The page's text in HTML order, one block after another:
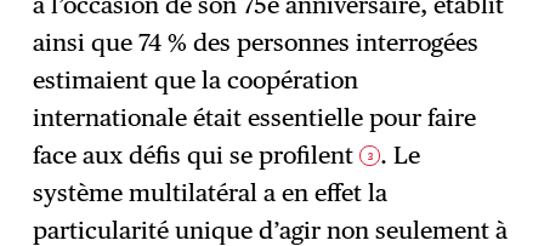
ainsi que 74 % des personnes interrogées
estimaient que la coopération
internationale était essentielle pour faire
face aux défis qui se profilent 3 . Le
système multilatéral a en effet la
particularité unique d’agir non seulement à